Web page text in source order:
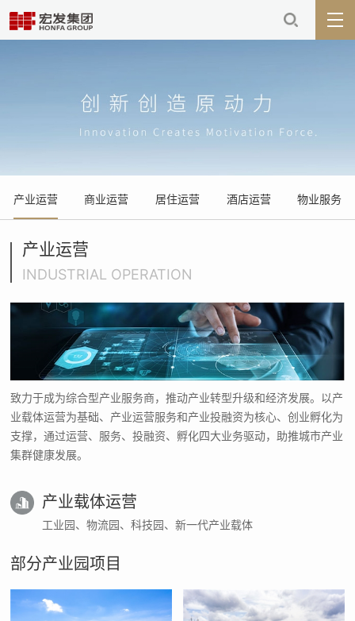
产业运营 商业运营 居住运营 酒店运营 物业服务
产业运营
INDUSTRIAL OPERATION
致力于成为综合型产业服务商，推动产业转型升级和经济发展。以产
业载体运营为基础、产业运营服务和产业投融资为核心、创业孵化为
支撑，通过运营、服务、投融资、孵化四大业务驱动，助推城市产业
集群健康发展。
产业载体运营
工业园、物流园、科技园、新一代产业载体
部分产业园项目